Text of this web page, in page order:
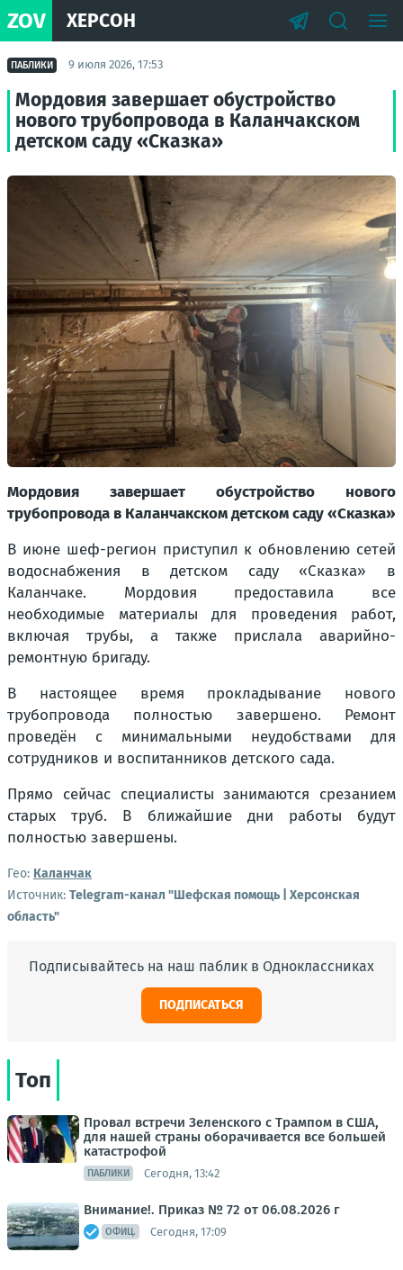
ZOV ХЕРСОН
ПАБЛИКИ 9 июля 2026, 17:53
Мордовия завершает обустройство
нового трубопровода в Каланчакском
детском саду «Сказка»
Мордовия завершает обустройство нового
трубопровода в Каланчакском детском саду «Сказка»
В июне шеф-регион приступил к обновлению сетей
водоснабжения в детском саду «Сказка» в
Каланчаке. Мордовия предоставила все
необходимые материалы для проведения работ,
включая трубы, а также прислала аварийно-
ремонтную бригаду.
В настоящее время прокладывание нового
трубопровода полностью завершено. Ремонт
проведён с минимальными неудобствами для
сотрудников и воспитанников детского сада.
Прямо сейчас специалисты занимаются срезанием
старых труб. В ближайшие дни работы будут
полностью завершены.
Гео: Каланчак
Источник: Telegram-канал "Шефская помощь | Херсонская
область"
Подписывайтесь на наш паблик в Одноклассниках
ПОДПИСАТЬСЯ
Топ
Провал встречи Зеленского с Трампом в США,
для нашей страны оборачивается все большей
катастрофой
ПАБЛИКИ Сегодня, 13:42
Внимание!. Приказ № 72 от 06.08.2026 г
ОФИЦ. Сегодня, 17:09